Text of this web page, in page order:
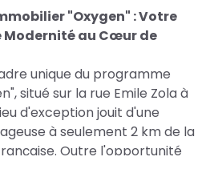
"Oxygen" : Votre
Modernité au Cœur de
unique du programme
situé sur la rue Emile Zola à
d'exception jouit d'une
à seulement 2 km de la
Outre l'opportunité
mouvance urbaine, les